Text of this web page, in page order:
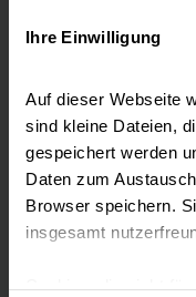
Ihre Einwilligung
Auf dieser Webseite
sind kleine Dateien,
gespeichert werden
Daten zum
Browser speichern.
insgesamt
Presse und